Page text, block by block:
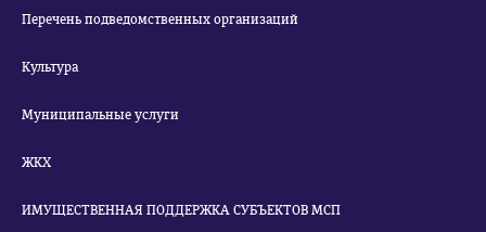
Перечень подведомственных организаций
Культура
Муниципальные услуги
ЖКХ
ИМУЩЕСТВЕННАЯ ПОДДЕРЖКА СУБЪЕКТОВ МСП